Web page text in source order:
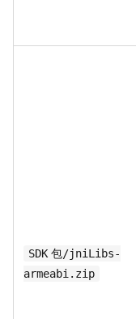
SDK 包/jniLibs-
armeabi.zip